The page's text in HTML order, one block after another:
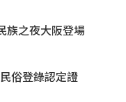
族之夜大阪登場
俗登錄認定證